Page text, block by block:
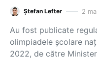
Ștefan Lefter 2
Au fost publicate
olimpiadele școlare
2022, de către